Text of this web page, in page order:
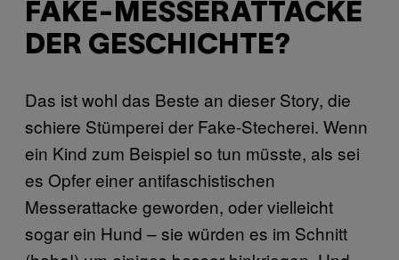
FAKE-MESSERATTACKE
DER GESCHICHTE?
Das ist wohl das Beste an dieser Story, die
schiere Stümperei der Fake-Stecherei. Wenn
ein Kind zum Beispiel so tun müsste, als sei
es Opfer einer antifaschistischen
Messerattacke geworden, oder vielleicht
sogar ein Hund – sie würden es im Schnitt